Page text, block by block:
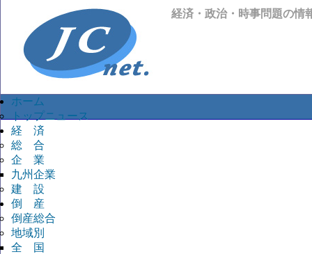
経済・政治・時事問題の情
ホーム
トップニュース
経 済
総 合
企 業
九州企業
建 設
倒 産
倒産総合
地域別
全 国